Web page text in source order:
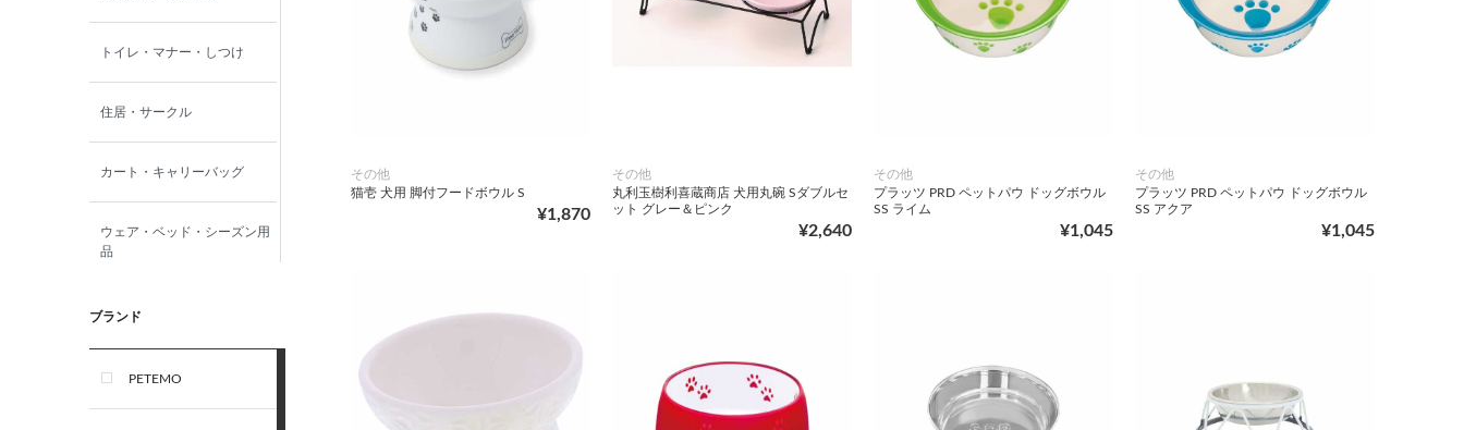
トイレ・マナー・しつけ
住居・サークル
カート・キャリーバッグ
ウェア・ベッド・シーズン用
品
首輪・ハーネス(胴輪)・リー
ブランド
PETEMO
その他
猫壱 犬用 脚付フードボウル S
¥1,870
その他
丸利玉樹利喜蔵商店 犬用丸碗 Sダブルセ
ット グレー＆ピンク
¥2,640
その他
プラッツ PRD ペットパウ ドッグボウル
SS ライム
¥1,045
その他
プラッツ PRD ペットパウ ドッグボウル
SS アクア
¥1,045